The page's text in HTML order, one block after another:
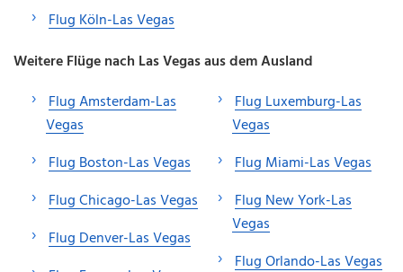
Flug Köln-Las Vegas
Weitere Flüge nach Las Vegas aus dem Ausland
Flug Amsterdam-Las
Vegas
Flug Boston-Las Vegas
Flug Chicago-Las Vegas
Flug Denver-Las Vegas
Flug Luxemburg-Las
Vegas
Flug Miami-Las Vegas
Flug New York-Las
Vegas
Flug Orlando-Las Vegas